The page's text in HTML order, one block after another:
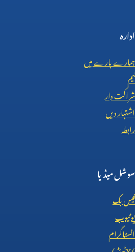
ادارہ
ہمارے بارے میں
ٹیم
شراکت دار
اشتہار دیں
رابطہ
سوشل میڈیا
فیس بک
یوٹیوب
انسٹاگرام